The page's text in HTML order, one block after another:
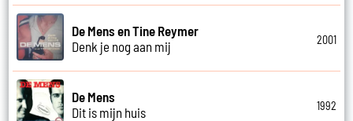
De Mens en Tine Reymer
Denk je nog aan mij
2001
De Mens
Dit is mijn huis
1992